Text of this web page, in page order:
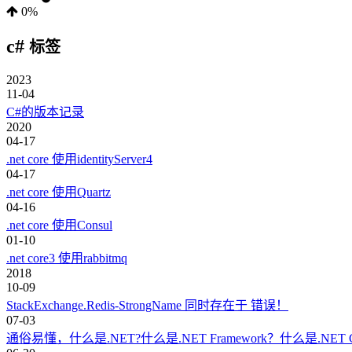
0%
c# 标签
2023
11-04
C#的版本记录
2020
04-17
.net core 使用identityServer4
04-17
.net core 使用Quartz
04-16
.net core 使用Consul
01-10
.net core3 使用rabbitmq
2018
10-09
StackExchange.Redis-StrongName 同时存在于 错误！
07-03
通俗易懂，什么是.NET?什么是.NET Framework？什么是.NET